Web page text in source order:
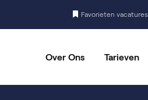
Favorieten vacatures
Over Ons Tarieven